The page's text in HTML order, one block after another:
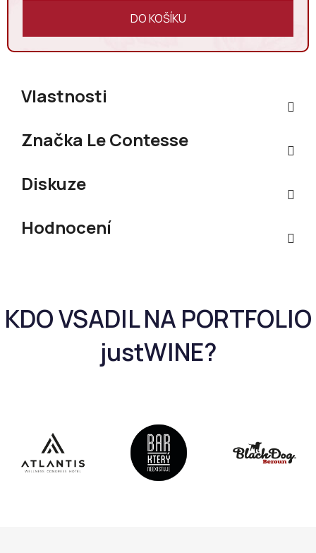
DO KOŠÍKU
Vlastnosti
Značka Le Contesse
Diskuze
Hodnocení